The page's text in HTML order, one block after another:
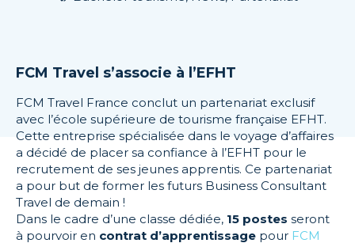
FCM Travel s’associe à l’EFHT
FCM Travel France conclut un partenariat exclusif
avec l’école supérieure de tourisme française EFHT.
Cette entreprise spécialisée dans le voyage d’affaires
a décidé de placer sa confiance à l’EFHT pour le
recrutement de ses jeunes apprentis. Ce partenariat
a pour but de former les futurs Business Consultant
Travel de demain !
Dans le cadre d’une classe dédiée, 15 postes seront
à pourvoir en contrat d’apprentissage pour FCM